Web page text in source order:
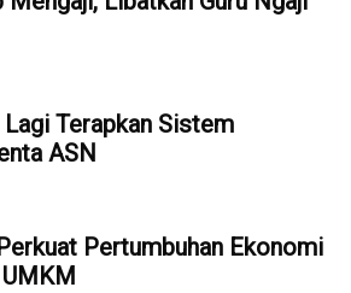
Terapkan Sistem
ASN
Pertumbuhan Ekonomi